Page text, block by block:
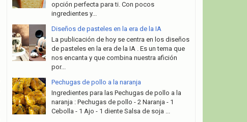
opción perfecta para ti. Con pocos
ingredientes y...
Diseños de pasteles en la era de la IA
La publicación de hoy se centra en los diseños
de pasteles en la era de la IA . Es un tema que
nos encanta y que combina nuestra afición
por...
Pechugas de pollo a la naranja
Ingredientes para las Pechugas de pollo a la
naranja : Pechugas de pollo - 2 Naranja - 1
Cebolla - 1 Ajo - 1 diente Salsa de soja ...